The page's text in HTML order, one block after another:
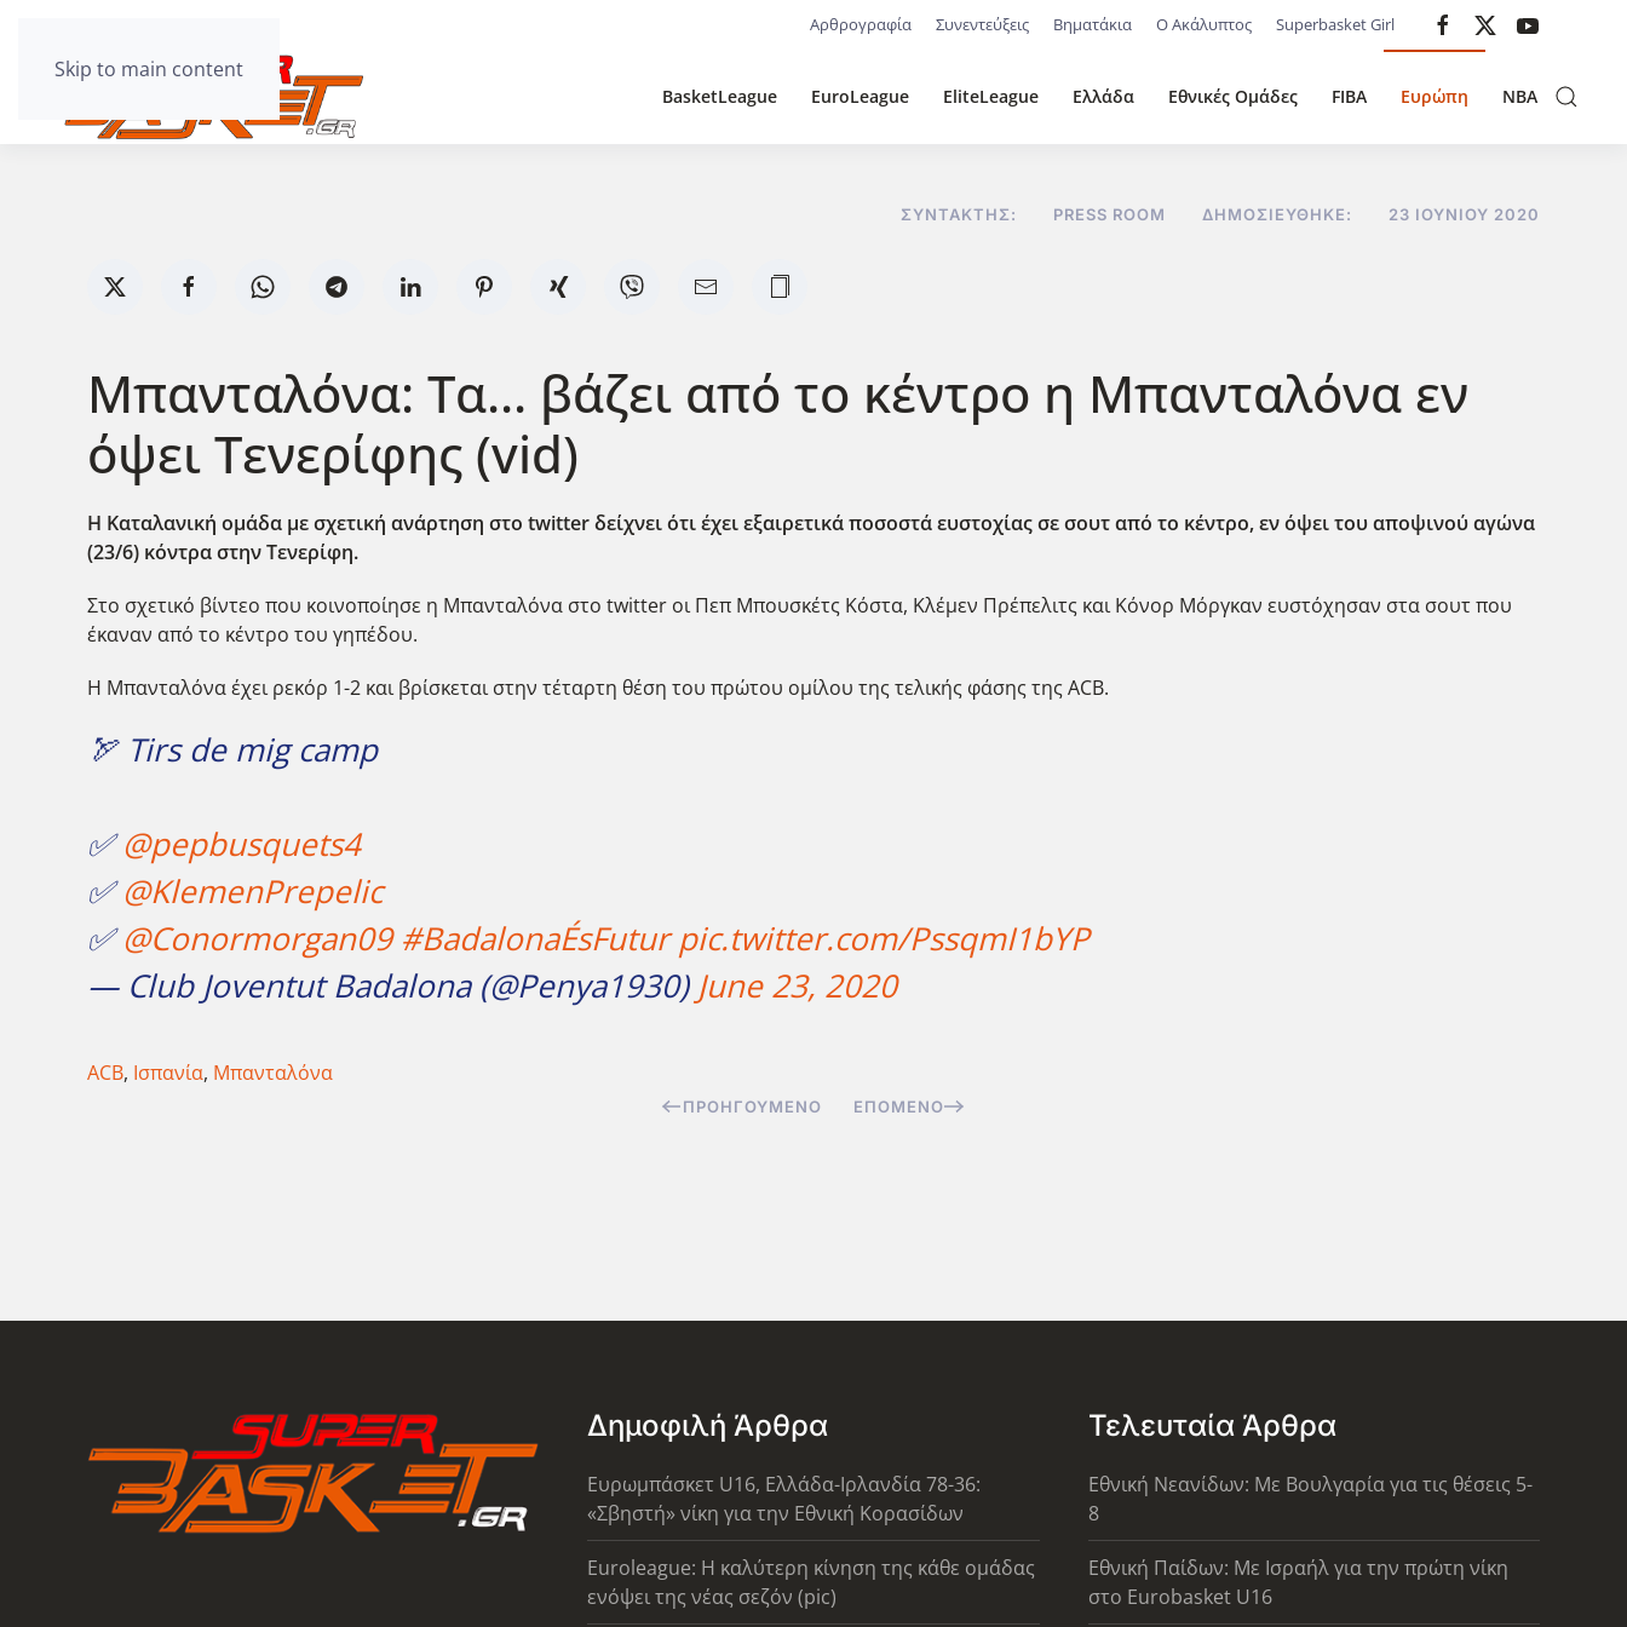
Skip to main content
Αρθρογραφία Συνεντεύξεις Βηματάκια Ο Ακάλυπτος Superbasket Girl
BasketLeague EuroLeague EliteLeague Ελλάδα Εθνικές Ομάδες FIBA Ευρώπη NBA
ΣΥΝΤΆΚΤΗΣ: PRESS ROOM ΔΗΜΟΣΙΕΎΘΗΚΕ: 23 ΙΟΥΝΊΟΥ 2020
Μπανταλόνα: Τα... βάζει από το κέντρο η Μπανταλόνα εν
όψει Τενερίφης (vid)
Η Καταλανική ομάδα με σχετική ανάρτηση στο twitter δείχνει ότι έχει εξαιρετικά ποσοστά ευστοχίας σε σουτ από το κέντρο, εν όψει του αποψινού αγώνα
(23/6) κόντρα στην Τενερίφη.
Στο σχετικό βίντεο που κοινοποίησε η Μπανταλόνα στο twitter οι Πεπ Μπουσκέτς Κόστα, Κλέμεν Πρέπελιτς και Κόνορ Μόργκαν ευστόχησαν στα σουτ που
έκαναν από το κέντρο του γηπέδου.
Η Μπανταλόνα έχει ρεκόρ 1-2 και βρίσκεται στην τέταρτη θέση του πρώτου ομίλου της τελικής φάσης της ACB.
🏹 Tirs de mig camp
✅@pepbusquets4
✅@KlemenPrepelic
✅@Conormorgan09 #BadalonaÉsFutur pic.twitter.com/PssqmI1bYP
— Club Joventut Badalona (@Penya1930) June 23, 2020
ACB, Ισπανία, Μπανταλόνα
ΠΡΟΗΓΟΎΜΕΝΟ ΕΠΌΜΕΝΟ
Δημοφιλή Άρθρα
Ευρωμπάσκετ U16, Ελλάδα-Ιρλανδία 78-36:
«Σβηστή» νίκη για την Εθνική Κορασίδων
Euroleague: Η καλύτερη κίνηση της κάθε ομάδας
ενόψει της νέας σεζόν (pic)
Τελευταία Άρθρα
Εθνική Νεανίδων: Με Βουλγαρία για τις θέσεις 5-
8
Εθνική Παίδων: Με Ισραήλ για την πρώτη νίκη
στο Eurobasket U16